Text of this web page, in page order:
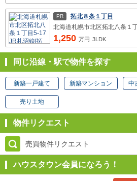
PR
拓北８条１丁目
北海道札幌市北区拓北八条１
1,250 万円 3LDK
同じ沿線・駅で物件を探す
新築一戸建て 新築マンション 中
売り土地
物件リクエスト
売買物件リクエスト
ハウスタウン会員になろう！